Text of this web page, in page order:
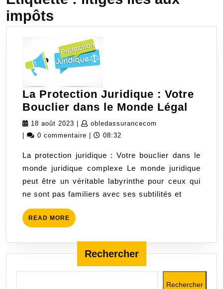
impôts
La Protection Juridique : Votre
Bouclier dans le Monde Légal
Votre
dans
18 août 2023 18
août
obledassurancecom
0 commentaire 08:32
La protection juridique : Votre bouclier dans le
monde juridique complexe Le monde juridique
peut être un véritable labyrinthe pour ceux qui
ne sont pas familiers avec ses subtilités et
READ MORE READ
MORE
Rechercher
Rechercher